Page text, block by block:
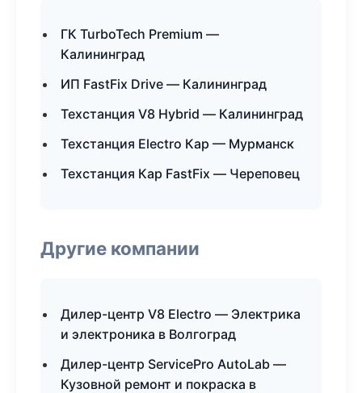
ГК TurboTech Premium —
Калининград
ИП FastFix Drive — Калининград
Техстанция V8 Hybrid — Калининград
Техстанция Electro Кар — Мурманск
Техстанция Кар FastFix — Череповец
Другие компании
Дилер-центр V8 Electro — Электрика
и электроника в Волгоград
Дилер-центр ServicePro AutoLab —
Кузовной ремонт и покраска в